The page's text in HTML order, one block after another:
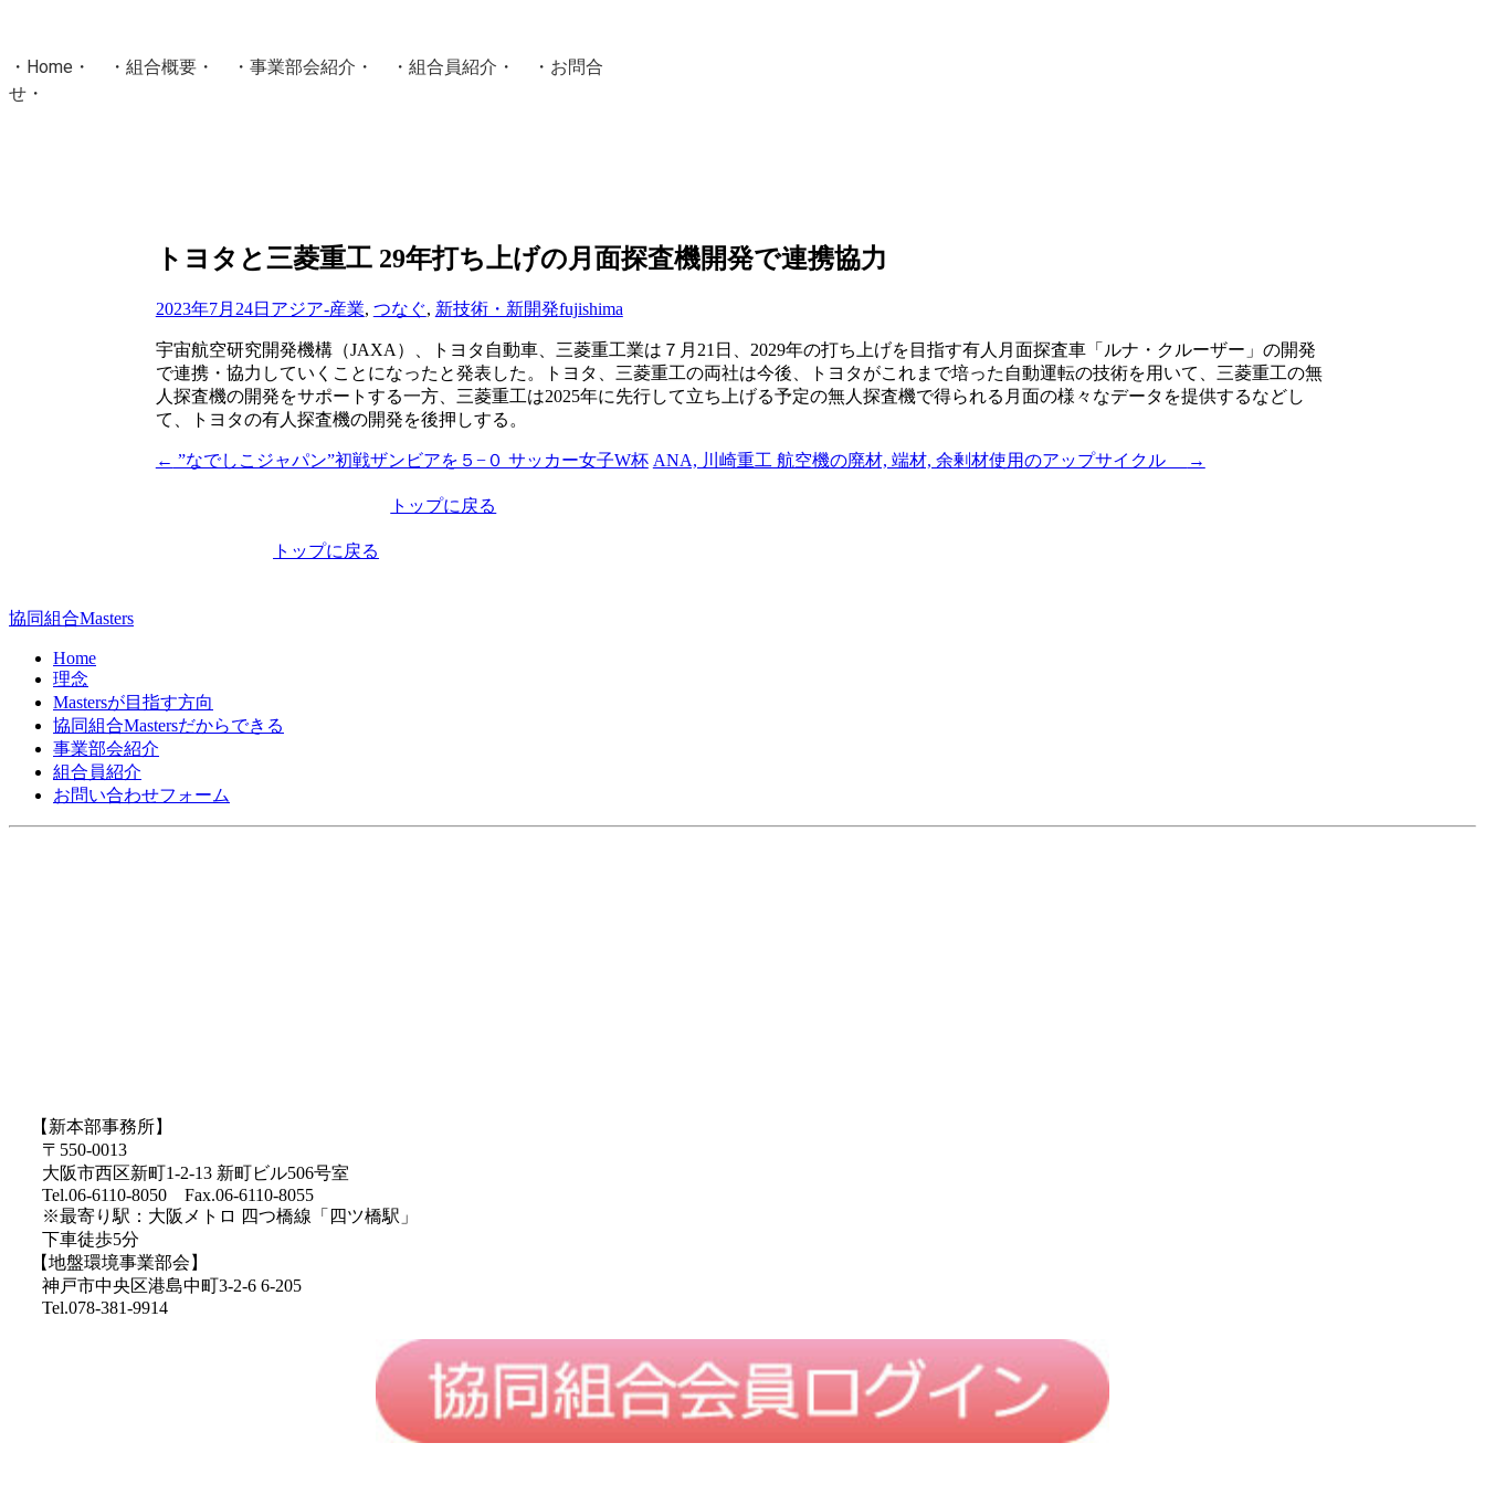
・ Home ・ ・ 組合概要 ・ ・ 事業部会紹介 ・ ・ 組合員紹介 ・ ・ お問合
せ ・
Masters組合員ログイントヨタと三菱重工 29年打ち上げの月面探査機開発で連携協力
2023年7月24日 アジア-産業, つなぐ, 新技術・新開発fujishima
宇宙航空研究開発機構（JAXA）、トヨタ自動車、三菱重工業は７月21日、2029年の打ち上げを目指す有人月面探査車「ルナ・クルーザー」の開発
で連携・協力していくことになったと発表した。トヨタ、三菱重工の両社は今後、トヨタがこれまで培った自動運転の技術を用いて、三菱重工の無
人探査機の開発をサポートする一方、三菱重工は2025年に先行して立ち上げる予定の無人探査機で得られる月面の様々なデータを提供するなどし
て、トヨタの有人探査機の開発を後押しする。
投
ョ
ン
← ”なでしこジャパン”初戦ザンビアを５−０ サッカー女子W杯 ANA, 川崎重工 航空機の廃材, 端材, 余剰材使用のアップサイクル →
トップに戻る
トップに戻る
協同組合Masters
Home
理念
Mastersが目指す方向
協同組合Mastersだからできる
事業部会紹介
組合員紹介
お問い合わせフォーム
【新本部事務所】
〒550-0013
大阪市西区新町1-2-13 新町ビル506号室
Tel.06-6110-8050 Fax.06-6110-8055
※最寄り駅：大阪メトロ 四つ橋線「四ツ橋駅」
下車徒歩5分
【地盤環境事業部会】
神戸市中央区港島中町3-2-6 6-205
Tel.078-381-9914